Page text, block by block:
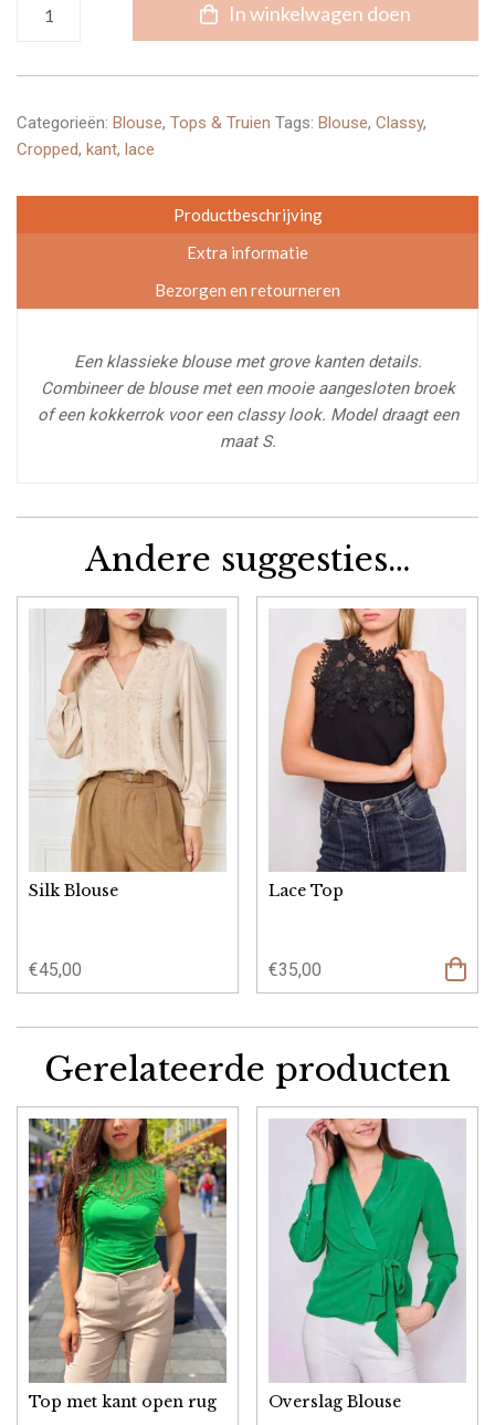
aantal
In winkelwagen doen
Categorieën: Blouse, Tops & Truien Tags: Blouse, Classy,
Cropped, kant, lace
Productbeschrijving
Extra informatie
Bezorgen en retourneren
Een klassieke blouse met grove kanten details.
Combineer de blouse met een mooie aangesloten broek
of een kokkerrok voor een classy look. Model draagt een
maat S.
Andere suggesties…
Silk Blouse
€45,00
Lace Top
€35,00
Gerelateerde producten
Top met kant open rug Overslag Blouse